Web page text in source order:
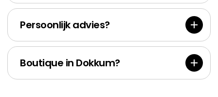
Persoonlijk advies?
Boutique in Dokkum?